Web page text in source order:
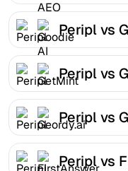
Peripl vs
Peripl vs
Peripl vs
Peripl vs